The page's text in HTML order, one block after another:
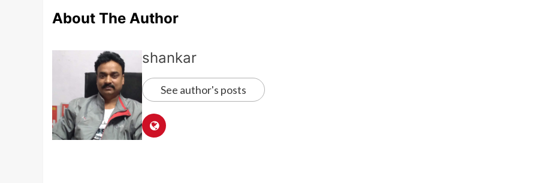
About The Author
shankar
See author's posts